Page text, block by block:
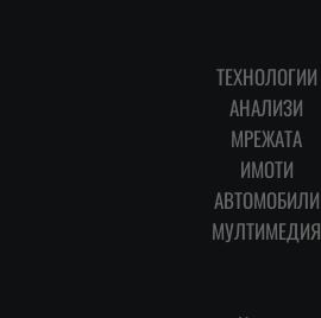
ТЕХНОЛОГИИ
АНАЛИЗИ
МРЕЖАТА
ИМОТИ
АВТОМОБИЛИ
МУЛТИМЕДИЯ